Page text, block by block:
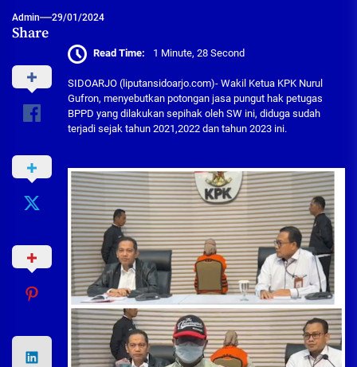
Admin 29/01/2024
Share
Read Time: 1 Minute, 28 Second
SIDOARJO (liputansidoarjo.com)- Wakil Ketua KPK Nurul
Gufron, menyebutkan potongan jasa pungut hak petugas
BPPD yang dilakukan sepihak oleh SW ini, diduga sudah
terjadi sejak tahun 2021,2022 dan tahun 2023 ini.